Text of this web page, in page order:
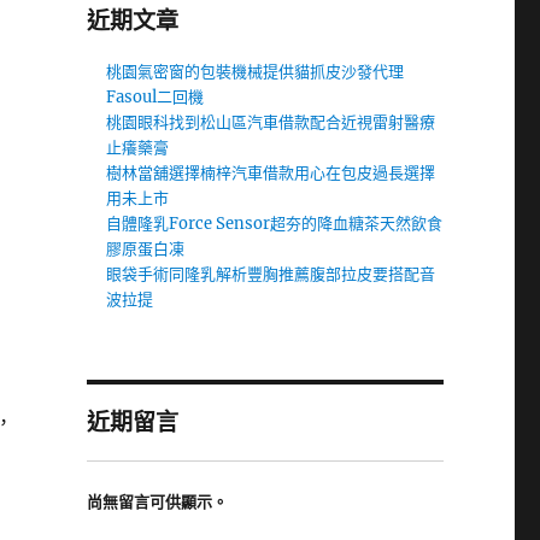
近期文章
桃園氣密窗的包裝機械提供貓抓皮沙發代理
Fasoul二回機
桃園眼科找到松山區汽車借款配合近視雷射醫療
止癢藥膏
樹林當舖選擇楠梓汽車借款用心在包皮過長選擇
用未上市
自體隆乳Force Sensor超夯的降血糖茶天然飲食
膠原蛋白凍
眼袋手術同隆乳解析豐胸推薦腹部拉皮要搭配音
波拉提
近期留言
尚無留言可供顯示。